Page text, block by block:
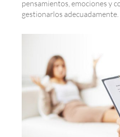
pensamientos, emociones y
gestionarlos adecuadamente.